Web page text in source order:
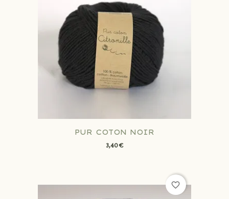
PUR COTON NOIR
3,40 €
favorite_border